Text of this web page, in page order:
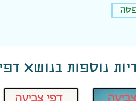
נוספות בנושא